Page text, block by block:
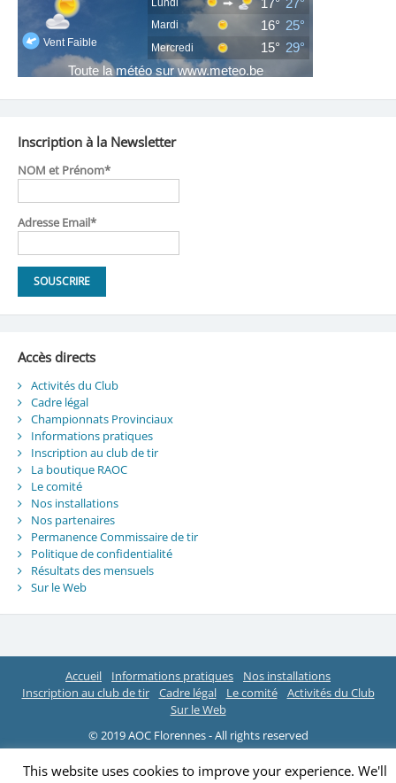
Inscription à la Newsletter
NOM et Prénom*
Adresse Email*
Accès directs
Activités du Club
Cadre légal
Championnats Provinciaux
Informations pratiques
Inscription au club de tir
La boutique RAOC
Le comité
Nos installations
Nos partenaires
Permanence Commissaire de tir
Politique de confidentialité
Résultats des mensuels
Sur le Web
Accueil Informations pratiques
Nos installations
Inscription au club de tir
Cadre légal Le comité
Activités du Club
Sur le Web
© 2019 AOC Florennes - All rights reserved
This website uses cookies to improve your experience. We'll